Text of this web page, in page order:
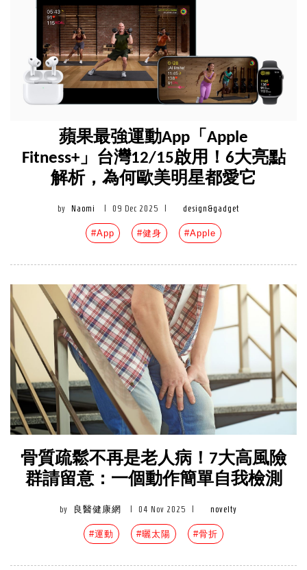
蘋果最強運動App「Apple
Fitness+」台灣12/15啟用！6大亮點
解析，為何歐美明星都愛它
by Naomi 09 Dec 2025 design&gadget
#App #健身 #Apple
骨質疏鬆不再是老人病！7大高風險
群請留意：一個動作簡單自我檢測
by 良醫健康網 04 Nov 2025 novelty
#運動 #曬太陽 #骨折